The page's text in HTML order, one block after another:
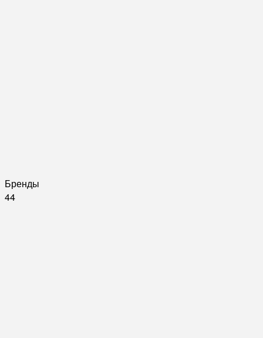
Бренды
44